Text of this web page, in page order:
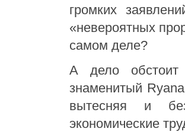
громких
«невероятных
самом деле?
А дело обстоит
знаменитый
вытесняя и
экономические